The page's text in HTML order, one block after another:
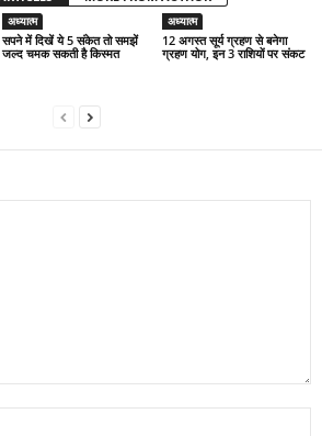
अध्यात्म
सपने में दिखें ये 5 संकेत तो समझें
जल्द चमक सकती है किस्मत
अध्यात्म
12 अगस्त सूर्य ग्रहण से बनेगा
ग्रहण योग, इन 3 राशियों पर संकट